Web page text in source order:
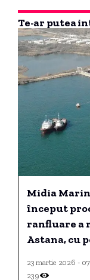
Te-ar putea
Midia
început
ranfluare a
Astana, cu
23 martie 2026 -
239